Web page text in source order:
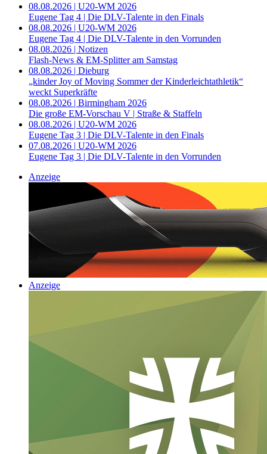
08.08.2026 | U20-WM 2026
Eugene Tag 4 | Die DLV-Talente in den Finals
08.08.2026 | U20-WM 2026
Eugene Tag 4 | Die DLV-Talente in den Vorrunden
08.08.2026 | Notizen
Flash-News & EM-Splitter am Samstag
08.08.2026 | Dieburg
„kinder Joy of Moving Sommer der Kinderleichtathletik“
weckt Superkräfte
08.08.2026 | Birmingham 2026
Die große EM-Vorschau V | Straße & Staffeln
08.08.2026 | U20-WM 2026
Eugene Tag 3 | Die DLV-Talente in den Finals
07.08.2026 | U20-WM 2026
Eugene Tag 3 | Die DLV-Talente in den Vorrunden
Anzeige
Anzeige